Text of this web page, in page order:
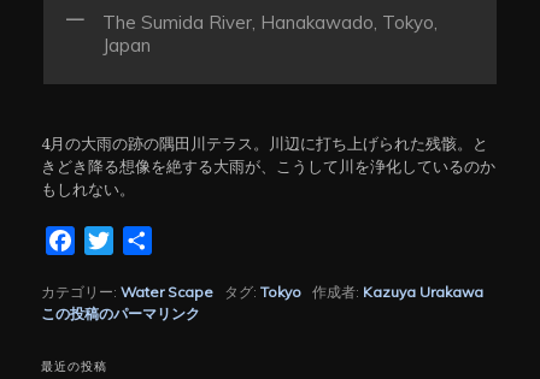
The Sumida River, Hanakawado, Tokyo,
Japan
4月の大雨の跡の隅田川テラス。川辺に打ち上げられた残骸。と
きどき降る想像を絶する大雨が、こうして川を浄化しているのか
もしれない。
FacebookTwitter
カテゴリー:Water Scape タグ:Tokyo 作成者: Kazuya Urakawa
この投稿のパーマリンク
最近の投稿